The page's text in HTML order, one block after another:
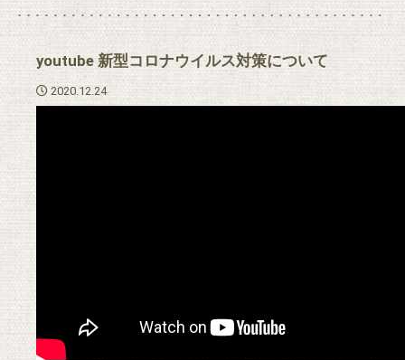
youtube 新型コロナウイルス対策について
2020.12.24